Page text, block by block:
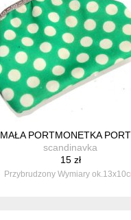
MAŁA PORTMONETKA
scandinavka
15 zł
Przybrudzony Wymiary